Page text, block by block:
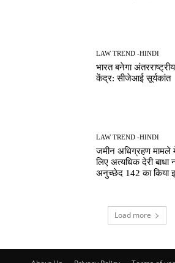
LAW TREND -HINDI
भारत बनेगा
केंद्र: सीजेआई सूर्यकांत
LAW TREND -HINDI
जमीन अधिग्रहण
लिए अत्यधिक देरी बाधा
अनुच्छेद 142 का किया
Load more